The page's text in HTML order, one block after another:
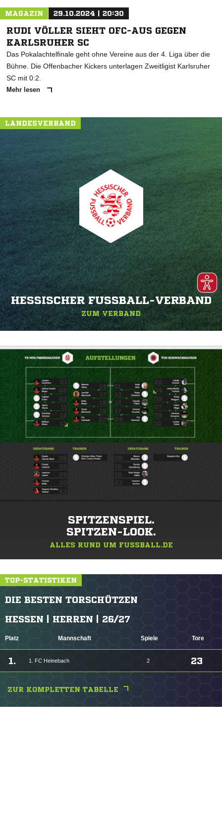
MAGAZIN 29.10.2024 | 20:30
RUDI VÖLLER SIEHT OFC-AUS GEGEN
KARLSRUHER SC
Das Pokalachtelfinale geht ohne Vereine aus der 4. Liga über die
Bühne. Die Offenbacher Kickers unterlagen Zweitligist Karlsruher
SC mit 0:2.
Mehr lesen
LANDESVERBAND
HESSISCHER FUSSBALL-VERBAND
ZUM VERBAND
SPITZENSPIEL.
SPITZEN-LOOK.
ALLES RUND UM FUSSBALL.DE
TOP-STATISTIKEN
DIE BESTEN TORSCHÜTZEN
HESSEN | HERREN | 26/27
Platz Mannschaft Spiele Tore
1. 1. FC Heinebach 2 23
ZUR KOMPLETTEN TABELLE